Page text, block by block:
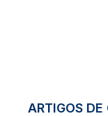
ARTIGOS DE